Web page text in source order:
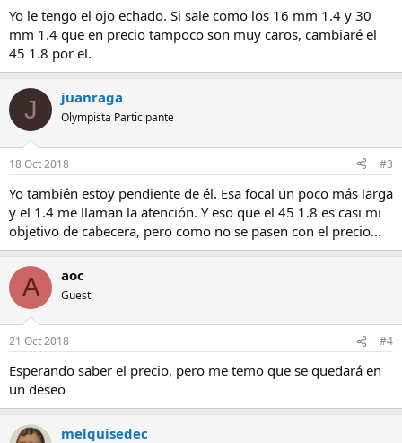
Yo le tengo el ojo echado. Si sale como los 16 mm 1.4 y 30
mm 1.4 que en precio tampoco son muy caros, cambiaré el
45 1.8 por el.
J juanraga
Olympista Participante
18 Oct 2018 #3
Yo también estoy pendiente de él. Esa focal un poco más larga
y el 1.4 me llaman la atención. Y eso que el 45 1.8 es casi mi
objetivo de cabecera, pero como no se pasen con el precio...
A aoc
Guest
21 Oct 2018 #4
Esperando saber el precio, pero me temo que se quedará en
un deseo
melquisedec